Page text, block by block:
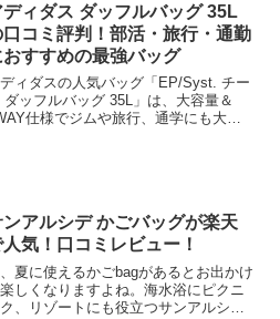
ディダス ダッフルバッグ 35L
口コミ評判！部活・旅行・通勤
おすすめの最強バッグ
ィダスの人気バッグ「EP/Syst. チー
ダッフルバッグ 35L」は、大容量＆
仕様でジムや旅行、通学にも大活
ンアルシデ かごバッグが楽天
気！口コミレビュー！
夏に使えるかごbagがあるとお出かけ
しくなりますよね。海水浴にピクニ
、リゾートにも役立つサンアルシデ